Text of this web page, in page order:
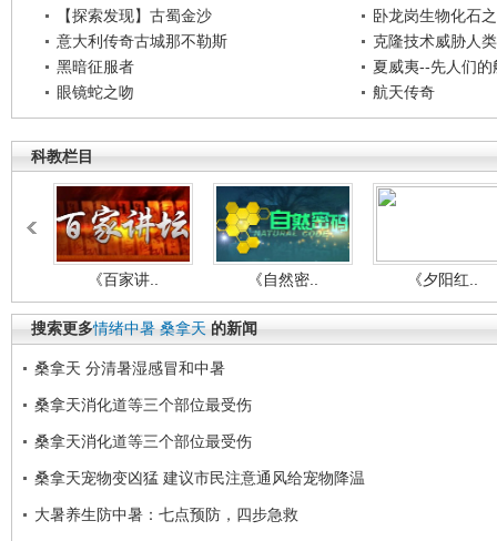
【探索发现】古蜀金沙
卧龙岗生物化石
意大利传奇古城那不勒斯
克隆技术威胁人
黑暗征服者
夏威夷--先人们的
眼镜蛇之吻
航天传奇
科教栏目
《百家讲.. 《自然密.. 《夕阳红..
搜索更多情绪中暑 桑拿天 的新闻
桑拿天 分清暑湿感冒和中暑
桑拿天消化道等三个部位最受伤
桑拿天消化道等三个部位最受伤
桑拿天宠物变凶猛 建议市民注意通风给宠物降温
大暑养生防中暑：七点预防，四步急救